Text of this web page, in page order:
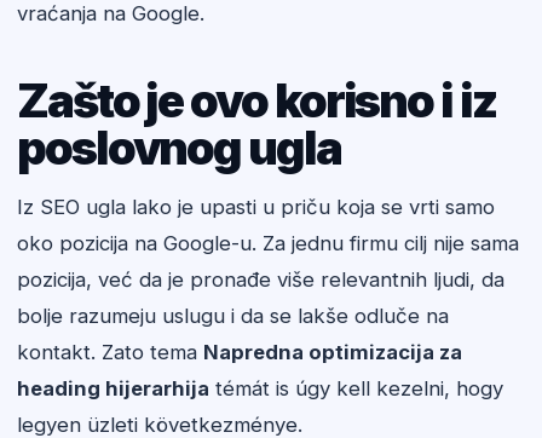
vraćanja na Google.
Zašto je ovo korisno i iz
poslovnog ugla
Iz SEO ugla lako je upasti u priču koja se vrti samo
oko pozicija na Google-u. Za jednu firmu cilj nije sama
pozicija, već da je pronađe više relevantnih ljudi, da
bolje razumeju uslugu i da se lakše odluče na
kontakt. Zato tema Napredna optimizacija za
heading hijerarhija témát is úgy kell kezelni, hogy
legyen üzleti következménye.